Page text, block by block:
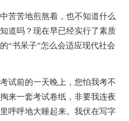
苦地煎熬着，也不知道什么
道吗？现在早已经实行了素质
“书呆子”怎么会适应现代社会
前的一天晚上，您怕我考不
来一套考试卷纸，非要我连夜
呼呼地大睡起来。我伏在写字